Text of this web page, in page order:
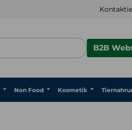
B2B
Non Food Kosmetik